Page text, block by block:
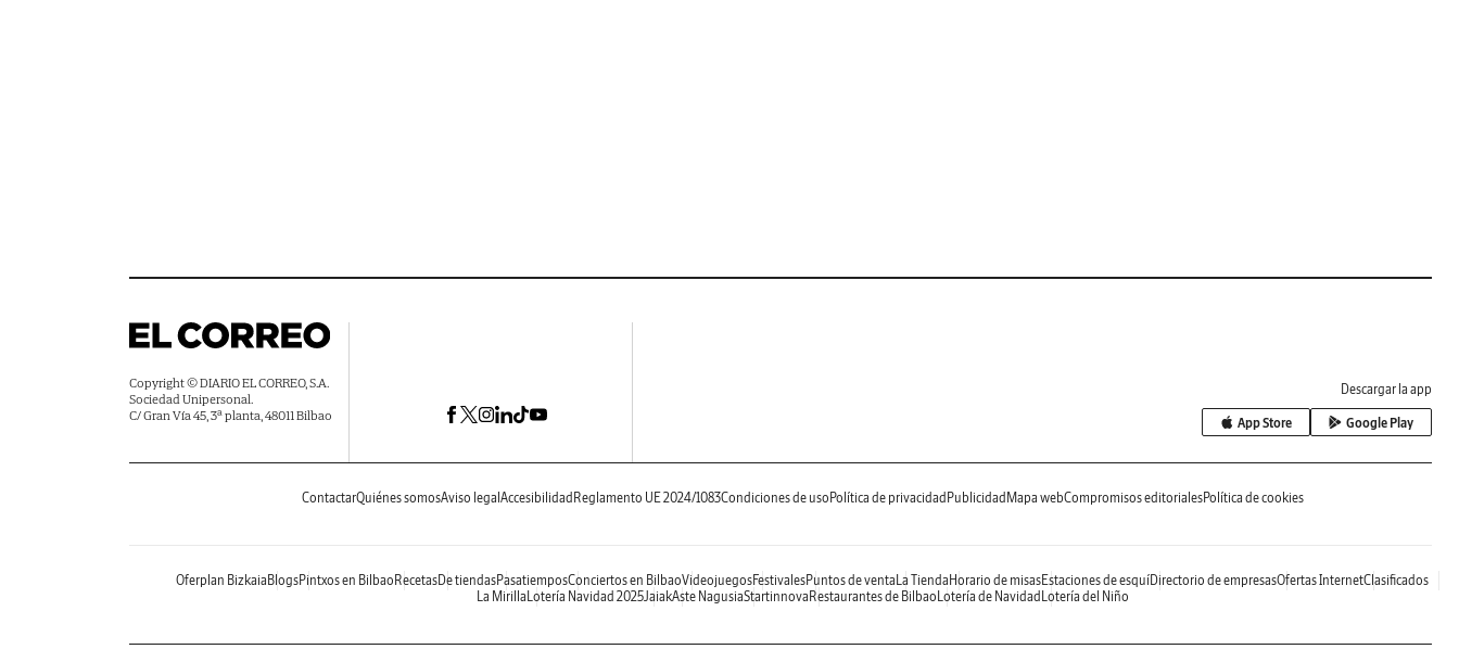
Copyright © DIARIO EL CORREO, S.A.
Sociedad Unipersonal.
C/ Gran Vía 45, 3ª planta, 48011 Bilbao
Descargar la app
App Store Google Play
ContactarQuiénes somosAviso legal Accesibilidad Reglamento UE 2024/1083Condiciones de uso Política de privacidad Publicidad Mapa webCompromisos editorialesPolítica de cookies
Oferplan Bizkaia BlogsPintxos en Bilbao RecetasDe tiendasPasatiemposConciertos en BilbaoVideojuegosFestivalesPuntos de venta La Tienda Horario de misasEstaciones de esquíDirectorio de empresasOfertas InternetClasificados
La Mirilla Lotería Navidad 2025JaiakAste NagusiaStartinnova Restaurantes de Bilbao Lotería de Navidad Lotería del Niño